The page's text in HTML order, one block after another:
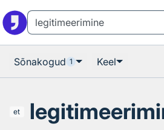
Sõnakogud 1 Keel
et